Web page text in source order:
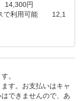
用可能	12,1
。
す。お支払いはキャ
できませんので、あ